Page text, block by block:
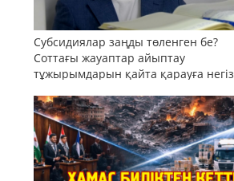
Субсидиялар заңды төленген бе?
Соттағы жауаптар айыптау
тұжырымдарын қайта қарауға негіз